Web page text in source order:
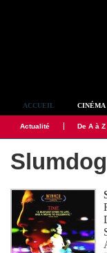
ACCUEIL CINÉMA
Actualité De A à Z